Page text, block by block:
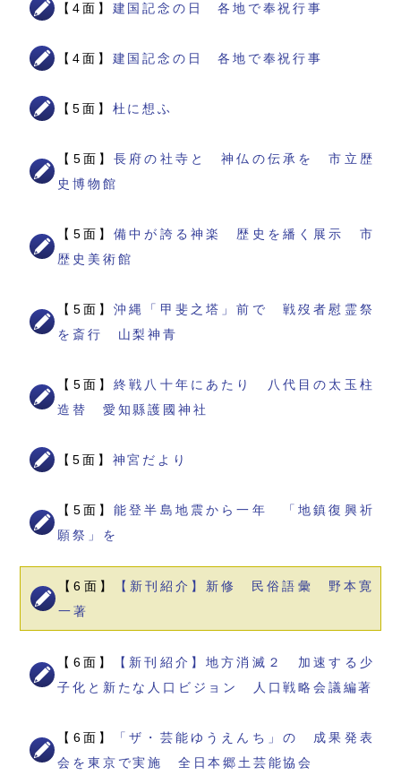
【4面】 建国記念の日 各地で奉祝行事
【4面】 建国記念の日 各地で奉祝行事
【5面】 杜に想ふ
【5面】長府の社寺と 神仏の伝承を 市立歴
史博物館
【5面】備中が誇る神楽 歴史を繙く展示 市
歴史美術館
【5面】沖縄「甲斐之塔」前で 戦歿者慰霊祭
を斎行 山梨神青
【5面】終戦八十年にあたり 八代目の太玉柱
造替 愛知縣護國神社
【5面】 神宮だより
【5面】能登半島地震から一年 「地鎮復興祈
願祭」を
【6面】
【新刊紹介】新修 民俗語彙 野本寛
一著
【6面】
【新刊紹介】地方消滅２ 加速する少
子化と新たな人口ビジョン 人口戦略会議編著
【6面】
「ザ・芸能ゆうえんち」の 成果発表
会を東京で実施 全日本郷土芸能協会